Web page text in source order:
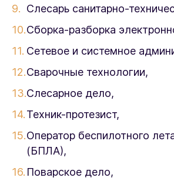
Слесарь санитарно-
Сборка-разборка
Сетевое и системное
Сварочные технологии,
Слесарное дело,
Техник-протезист,
Оператор беспилотного
(БПЛА),
Поварское дело,